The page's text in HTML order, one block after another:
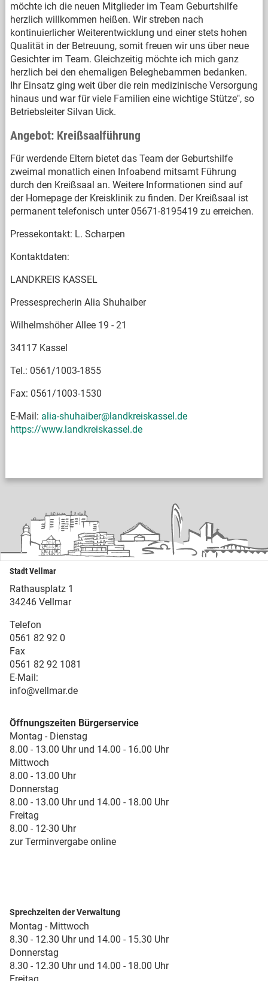
möchte ich die neuen Mitglieder im Team Geburtshilfe
herzlich willkommen heißen. Wir streben nach
kontinuierlicher Weiterentwicklung und einer stets hohen
Qualität in der Betreuung, somit freuen wir uns über neue
Gesichter im Team. Gleichzeitig möchte ich mich ganz
herzlich bei den ehemaligen Beleghebammen bedanken.
Ihr Einsatz ging weit über die rein medizinische Versorgung
hinaus und war für viele Familien eine wichtige Stütze", so
Betriebsleiter Silvan Uick.
Angebot: Kreißsaalführung
Für werdende Eltern bietet das Team der Geburtshilfe
zweimal monatlich einen Infoabend mitsamt Führung
durch den Kreißsaal an. Weitere Informationen sind auf
der Homepage der Kreisklinik zu finden. Der Kreißsaal ist
permanent telefonisch unter 05671-8195419 zu erreichen.
Pressekontakt: L. Scharpen
Kontaktdaten:
LANDKREIS KASSEL
Pressesprecherin Alia Shuhaiber
Wilhelmshöher Allee 19 - 21
34117 Kassel
Tel.: 0561/1003-1855
Fax: 0561/1003-1530
E-Mail: alia-shuhaiber@landkreiskassel.de
https://www.landkreiskassel.de
Stadt Vellmar
Rathausplatz 1
34246 Vellmar
Telefon
0561 82 92 0
Fax
0561 82 92 1081
E-Mail:
info@vellmar.de
Öffnungszeiten Bürgerservice
Montag - Dienstag
8.00 - 13.00 Uhr und 14.00 - 16.00 Uhr
Mittwoch
8.00 - 13.00 Uhr
Donnerstag
8.00 - 13.00 Uhr und 14.00 - 18.00 Uhr
Freitag
8.00 - 12-30 Uhr
zur Terminvergabe online
Sprechzeiten der Verwaltung
Montag - Mittwoch
8.30 - 12.30 Uhr und 14.00 - 15.30 Uhr
Donnerstag
8.30 - 12.30 Uhr und 14.00 - 18.00 Uhr